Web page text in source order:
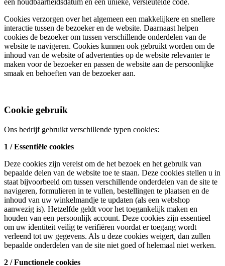
een houdbaarheidsdatum en een unieke, versleutelde code.
Cookies verzorgen over het algemeen een makkelijkere en snellere
interactie tussen de bezoeker en de website. Daarnaast helpen
cookies de bezoeker om tussen verschillende onderdelen van de
website te navigeren. Cookies kunnen ook gebruikt worden om de
inhoud van de website of advertenties op de website relevanter te
maken voor de bezoeker en passen de website aan de persoonlijke
smaak en behoeften van de bezoeker aan.
Cookie gebruik
Ons bedrijf gebruikt verschillende typen cookies:
1 / Essentiële cookies
Deze cookies zijn vereist om de het bezoek en het gebruik van
bepaalde delen van de website toe te staan. Deze cookies stellen u in
staat bijvoorbeeld om tussen verschillende onderdelen van de site te
navigeren, formulieren in te vullen, bestellingen te plaatsen en de
inhoud van uw winkelmandje te updaten (als een webshop
aanwezig is). Hetzelfde geldt voor het toegankelijk maken en
houden van een persoonlijk account. Deze cookies zijn essentieel
om uw identiteit veilig te verifiëren voordat er toegang wordt
verleend tot uw gegevens. Als u deze cookies weigert, dan zullen
bepaalde onderdelen van de site niet goed of helemaal niet werken.
2 / Functionele cookies